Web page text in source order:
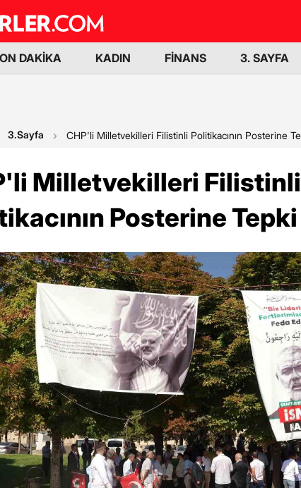
DAKİKA KADIN FİNANS 3. SAYFA
3.Sayfa CHP'li Milletvekilleri Filistinli Politikacının Posterine
Milletvekilleri Filistinli
Posterine